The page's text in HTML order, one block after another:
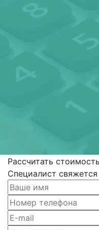
Рассчитать
Специалист